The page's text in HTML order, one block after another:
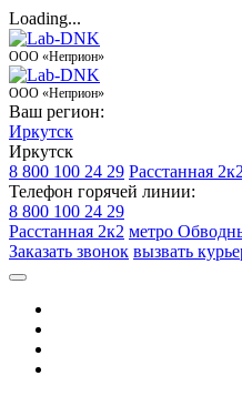
Loading...
ООО «Неприон»
ООО «Неприон»
Ваш регион:
Иркутск
Иркутск
8 800 100 24 29 Расстанная 2к2
Телефон горячей линии:
8 800 100 24 29
Расстанная 2к2 метро
Заказать звонок вызвать